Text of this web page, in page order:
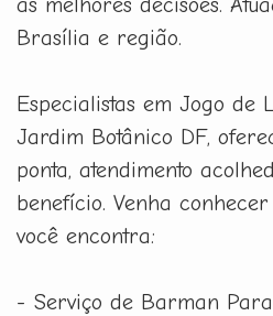
Brasília e região.
Especialistas em Jogo de
Jardim Botânico DF,
ponta, atendimento
benefício. Venha
você encontra:
- Serviço de Barman Para